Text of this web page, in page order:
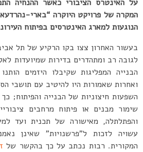
על האינטרס הציבורי כאשר ההנחיה
המקרה של פרויקט היוקרה “בארי-
הנוגעות למארג האינטרסים בפיתוח
בעשור האחרון צצו בקו הרקיע של תל
לגובה רב ומתהדרים בדירות שמיועדות
הבנייה המפליגות שקיבלו היזמים
ואחרות שאמורות היו להיטיב עם תושבי
השפעות חיצוניות של הבנייה והפיתוח;
שימור מבנים או פיתוח מרחבים
והפתלתלה, מאישורה של תכנית ועד
עשויה לזכות ל”פרשנויות” שאינן
המקורית. רבות נכתב על כך בהקשר של